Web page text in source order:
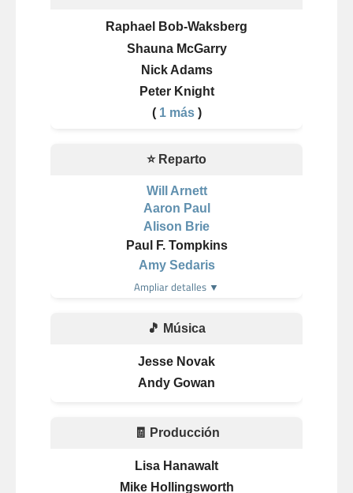
Raphael Bob-Waksberg
Shauna McGarry
Nick Adams
Peter Knight
( 1 más)
⭐ Reparto
Will Arnett
Aaron Paul
Alison Brie
Paul F. Tompkins
Amy Sedaris
Ampliar detalles ▼
🎵 Música
Jesse Novak
Andy Gowan
🧾 Producción
Lisa Hanawalt
Mike Hollingsworth